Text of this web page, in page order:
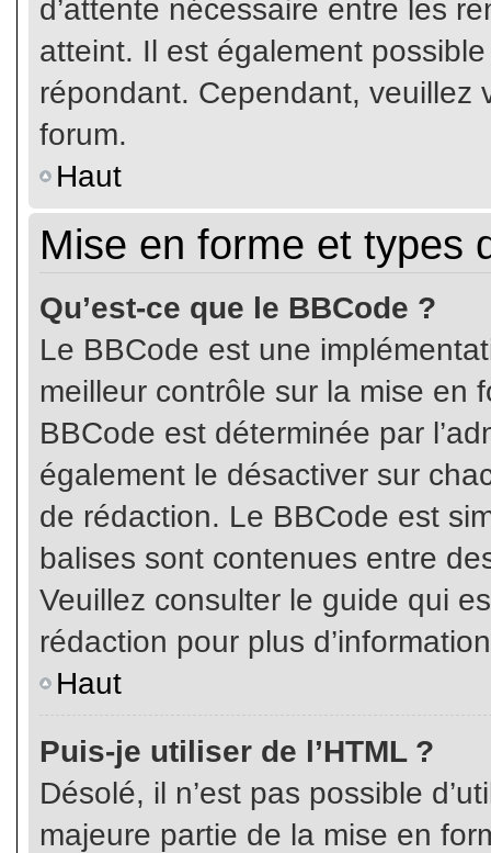
d’attente nécessaire entre les
atteint. Il est également
répondant. Cependant, veuillez
forum.
Haut
Mise en forme et types
Qu’est-ce que le BBCode ?
Le BBCode est une
meilleur contrôle sur la mise en
BBCode est déterminée par
également le désactiver sur
de rédaction. Le BBCode est
balises sont contenues entre
Veuillez consulter le guide qui
rédaction pour plus
Haut
Puis-je utiliser de l’HTML ?
Désolé, il n’est pas possible
majeure partie de la mise en